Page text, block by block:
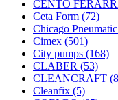
CENTO
Ceta Form (72)
Chicago Pneumatic
Cimex (501)
City pumps (168)
CLABER (53)
CLEANCRAFT
Cleanfix (5)